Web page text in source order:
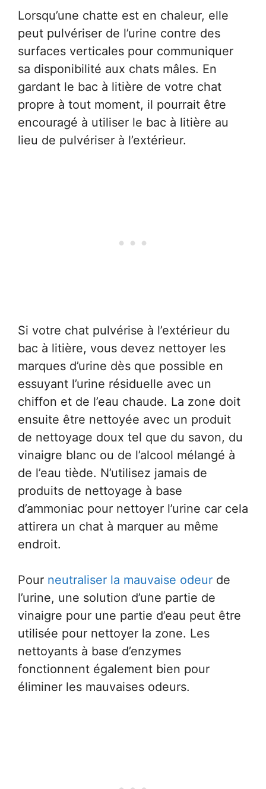
Lorsqu’une chatte est en chaleur, elle
peut pulvériser de l’urine contre des
surfaces verticales pour communiquer
sa disponibilité aux chats mâles. En
gardant le bac à litière de votre chat
propre à tout moment, il pourrait être
encouragé à utiliser le bac à litière au
lieu de pulvériser à l’extérieur.
Si votre chat pulvérise à l’extérieur du
bac à litière, vous devez nettoyer les
marques d’urine dès que possible en
essuyant l’urine résiduelle avec un
chiffon et de l’eau chaude. La zone doit
ensuite être nettoyée avec un produit
de nettoyage doux tel que du savon, du
vinaigre blanc ou de l’alcool mélangé à
de l’eau tiède. N’utilisez jamais de
produits de nettoyage à base
d’ammoniac pour nettoyer l’urine car cela
attirera un chat à marquer au même
endroit.
Pour neutraliser la mauvaise odeur de
l’urine, une solution d’une partie de
vinaigre pour une partie d’eau peut être
utilisée pour nettoyer la zone. Les
nettoyants à base d’enzymes
fonctionnent également bien pour
éliminer les mauvaises odeurs.